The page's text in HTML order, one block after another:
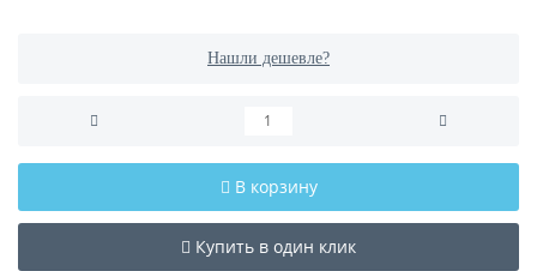
Нашли дешевле?
В корзину
Купить в один клик